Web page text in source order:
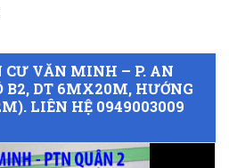
VĂN MINH – P. AN
B2, DT 6MX20M, HƯỚNG
LIÊN HỆ 0949003009